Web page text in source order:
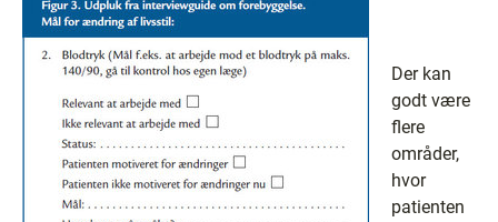
Der kan
godt være
flere
områder,
hvor
patienten